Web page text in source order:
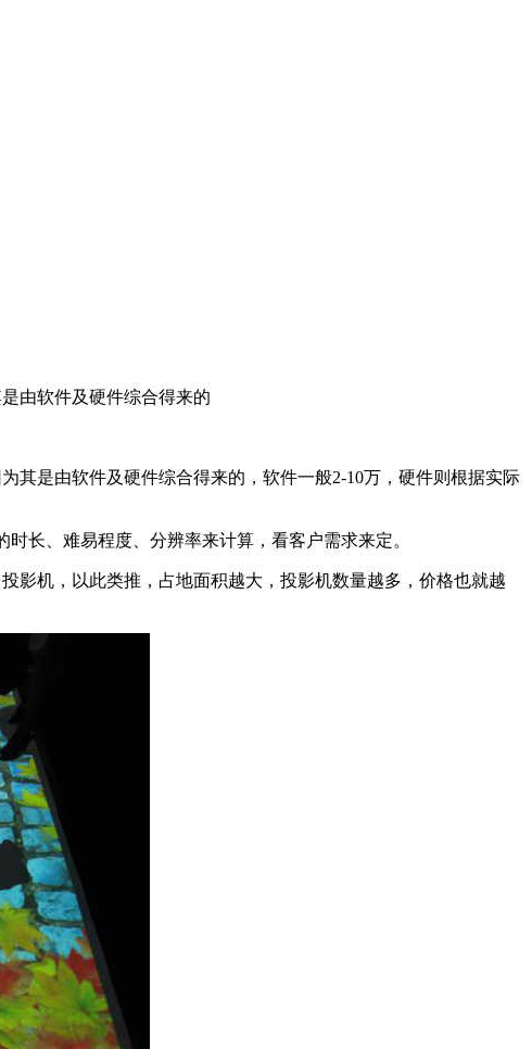
由软件及硬件综合得来的
其是由软件及硬件综合得来的，软件一般2-10万，硬件则根据实际
长、难易程度、分辨率来计算，看客户需求来定。
影机，以此类推，占地面积越大，投影机数量越多，价格也就越